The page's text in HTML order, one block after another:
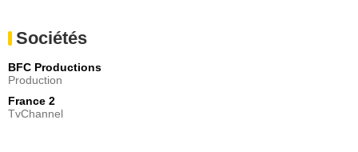
Sociétés
BFC Productions
Production
France 2
TvChannel